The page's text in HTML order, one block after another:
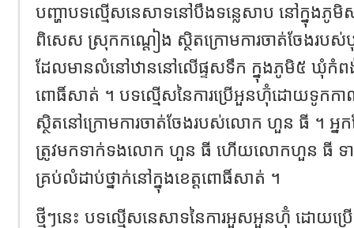
បញ្ហាបទល្មើសនេសាទនៅបឹងទន្លេសាប នៅក្នុងភូមិ
ពិសេស ស្រុកកណ្តៀង ស្ថិតក្រោមការចាត់ចែងរបស់
ដែលមានលំនៅឋាននៅលើផ្ទសទឹក ក្នុងភូមិ៥ ឃុំកំព
ពោធិ៍សាត់ ។ បទល្មើសនៃការប្រើអួនហ៊ុំដោយទូក
ស្ថិតនៅក្រោមការចាត់ចែងរបស់លោក ហួន ធី ។ អ្ន
ត្រូវមកទាក់ទងលោក ហួន ធី ហើយលោកហួន ធី ទាក់ទ
គ្រប់លំដាប់ថ្នាក់នៅក្នុងខេត្តពោធិ៍សាត់ ។
ថ្មីៗនេះ បទល្មើសនេសាទនៃការអួសអួនហ៊ុំ ដោយប្